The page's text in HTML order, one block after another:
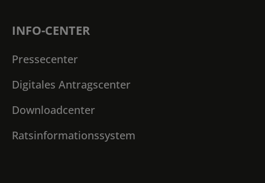
INFO-CENTER
Pressecenter
Digitales Antragscenter
Downloadcenter
Ratsinformationssystem